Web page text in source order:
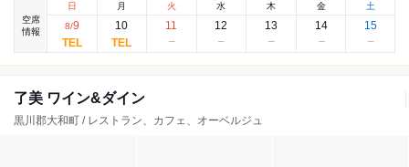
空席
情報
日
8/9
月
10
火
11
水
12
木
13
金
14
土
15
了美 ワイン&ダイン
黒川郡大和町 / レストラン、カフェ、オーベルジュ